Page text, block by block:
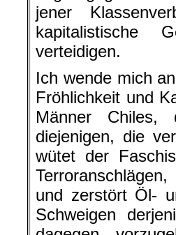
jener
kapitalistische
verteidigen.
Ich wende mich
Fröhlichkeit und
Männer Chiles,
diejenigen, die
wütet der
und zerstört Öl-
Schweigen